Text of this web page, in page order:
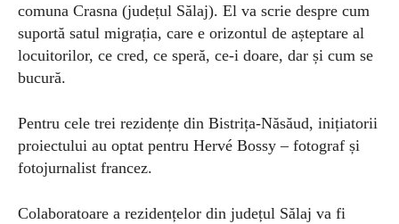
comuna Crasna (județul Sălaj). El va scrie despre cum
suportă satul migrația, care e orizontul de așteptare al
locuitorilor, ce cred, ce speră, ce-i doare, dar și cum se
bucură.
Pentru cele trei rezidențe din Bistrița-Năsăud, inițiatorii
proiectului au optat pentru Hervé Bossy – fotograf și
fotojurnalist francez.
Colaboratoare a rezidențelor din județul Sălaj va fi